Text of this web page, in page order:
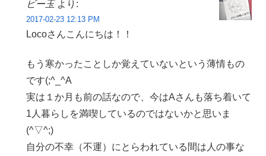
ビー玉 より:
2017-02-23 12:13 PM
Locoさんこんにちは！！
もう寒かったことしか覚えていないという薄情もの
です(;^_^A
実は１か月も前の話なので、今はAさんも落ち着いて
1人暮らしを満喫しているのではないかと思いま
(^▽^;)
自分の不幸（不運）にとらわれている間は人の事な